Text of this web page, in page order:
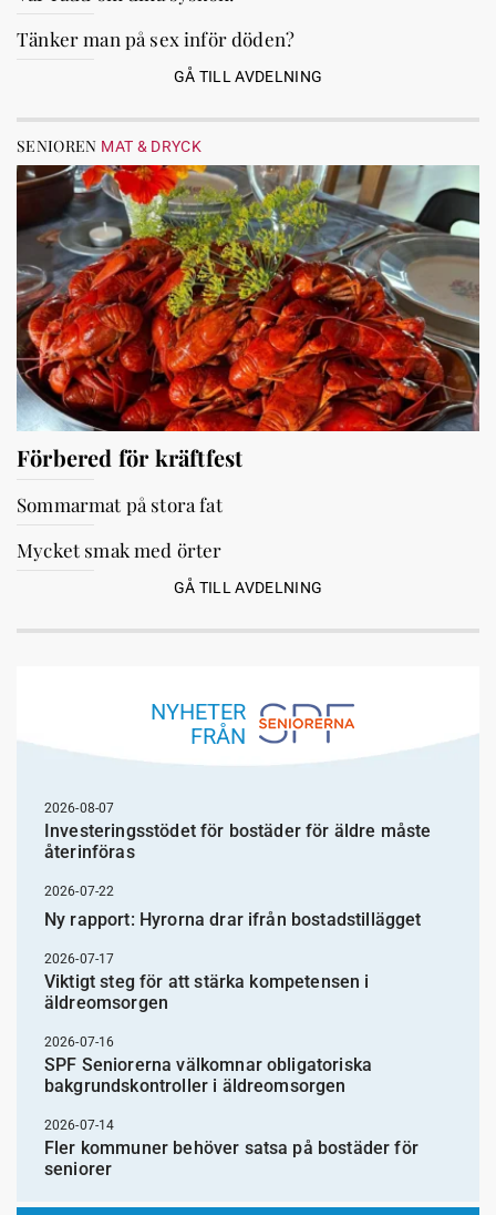
Tänker man på sex inför döden?
GÅ TILL AVDELNING
SENIOREN MAT & DRYCK
Förbered för kräftfest
Sommarmat på stora fat
Mycket smak med örter
GÅ TILL AVDELNING
NYHETER
FRÅN
2026-08-07
Investeringsstödet för bostäder för äldre måste
återinföras
2026-07-22
Ny rapport: Hyrorna drar ifrån bostadstillägget
2026-07-17
Viktigt steg för att stärka kompetensen i
äldreomsorgen
2026-07-16
SPF Seniorerna välkomnar obligatoriska
bakgrundskontroller i äldreomsorgen
2026-07-14
Fler kommuner behöver satsa på bostäder för
seniorer